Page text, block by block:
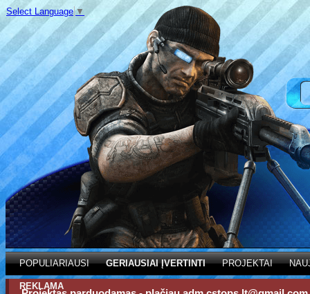
Select Language ▼
POPULIARIAUSI GERIAUSIAI ĮVERTINTI PROJEKTAI
REKLAMA